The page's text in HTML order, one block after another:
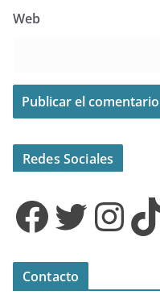
Web
Redes Sociales
Facebook Twitter InstagramTikTok
Contacto